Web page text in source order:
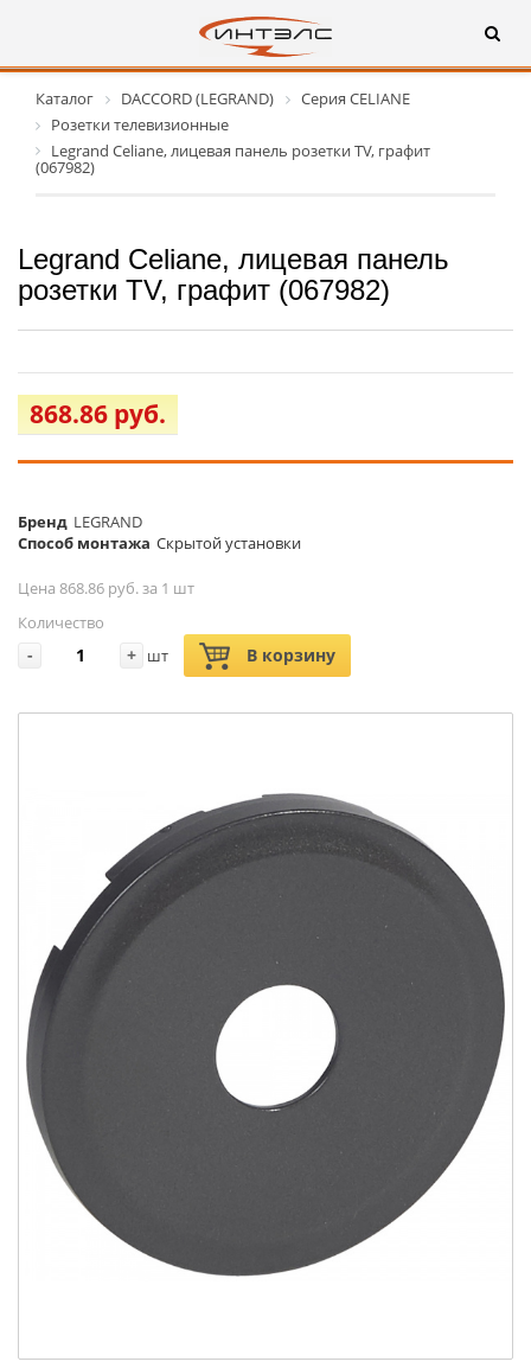
Каталог DACCORD (LEGRAND)
Серия CELIANE
Розетки телевизионные
Legrand Celiane, лицевая панель розетки TV, графит
(067982)
Legrand Celiane, лицевая панель
розетки TV, графит (067982)
868.86 руб.
Бренд LEGRAND
Способ монтажа Скрытой установки
Цена 868.86 руб. за 1 шт
Количество
- + шт В корзину